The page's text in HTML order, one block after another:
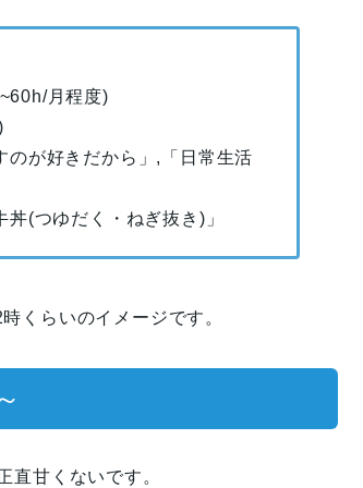
月程度)
のが好きだから」,「日常生活
(つゆだく・ねぎ抜き)」
くらいのイメージです。
直甘くないです。